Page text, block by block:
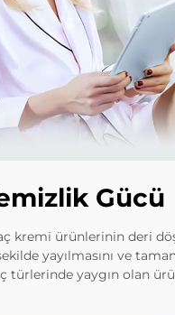
Gücü
kremi ürünlerinin deri
yayılmasını ve
türlerinde yaygın olan